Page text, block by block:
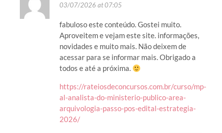
03/07/2026 at 07:05
fabuloso este conteúdo. Gostei muito.
Aproveitem e vejam este site. informações,
novidades e muito mais. Não deixem de
acessar para se informar mais. Obrigado a
todos e até a próxima.
https://rateiosdeconcursos.com.br/curso/mp-
al-analista-do-ministerio-publico-area-
arquivologia-passo-pos-edital-estrategia-
2026/